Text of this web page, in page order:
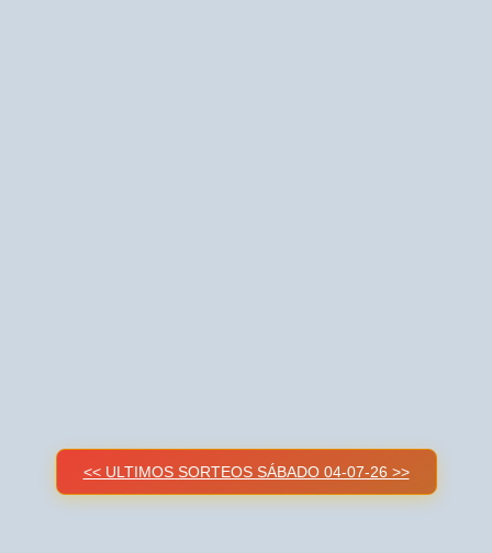
<< ULTIMOS SORTEOS SÁBADO 04-07-26 >>